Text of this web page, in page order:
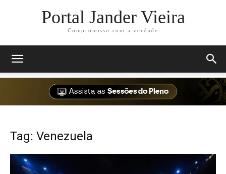
Portal Jander Vieira
Compromisso com a verdade
Tag: Venezuela